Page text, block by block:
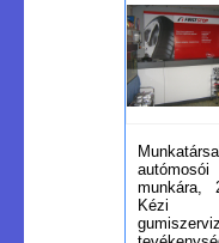
munkára,
Kézi